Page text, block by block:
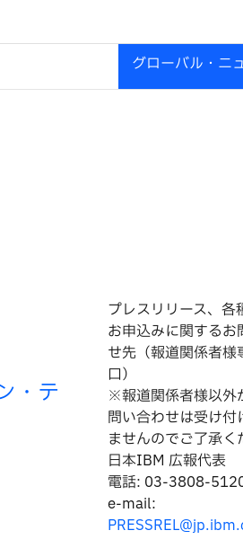
グローバル・ニ
・テ
プレスリリース、各
お申込みに関するお
せ先（報道関係者様
口）
※報道関係者様以外
問い合わせは受け付
ませんのでご了承く
日本IBM 広報代表
電話: 03-3808-
e-mail: